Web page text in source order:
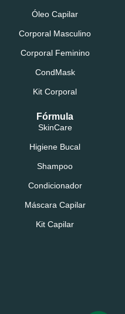
Óleo Capilar
Corporal Masculino
Corporal Feminino
CondMask
Kit Corporal
Fórmula
SkinCare
Higiene Bucal
Shampoo
Condicionador
Máscara Capilar
Kit Capilar